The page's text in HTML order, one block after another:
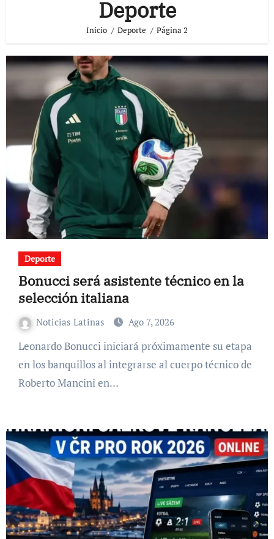
Deporte
Inicio Deporte Página 2
Deporte
Bonucci será asistente técnico en la
selección italiana
Noticias Latinas Ago 7, 2026
Leonardo Bonucci iniciará próximamente su etapa
en los banquillos al integrarse al cuerpo técnico de
Roberto Mancini en…